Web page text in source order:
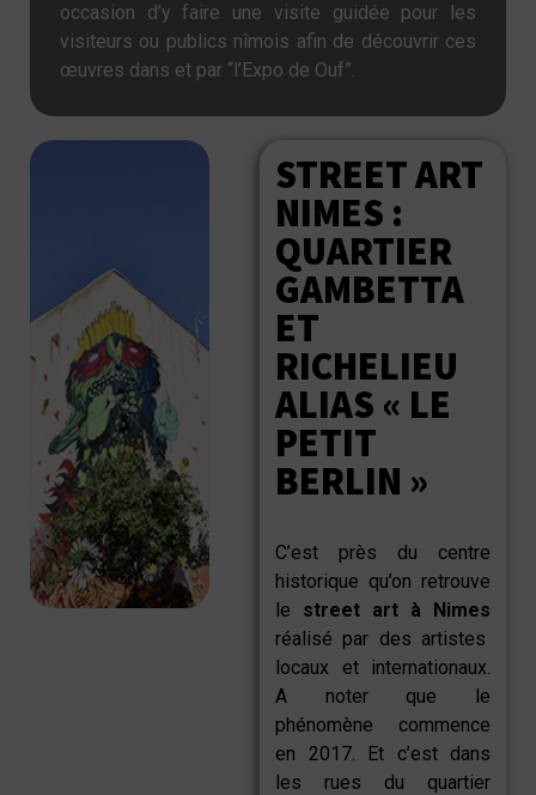
occasion d’y faire une visite guidée pour les
visiteurs ou publics nîmois afin de découvrir ces
œuvres dans et par “l’Expo de Ouf”.
STREET ART
NIMES :
QUARTIER
GAMBETTA
ET
RICHELIEU
ALIAS « LE
PETIT
BERLIN »
C’est près du centre
historique qu’on retrouve
le street art à Nimes
réalisé par des artistes
locaux et internationaux.
A noter que le
phénomène commence
en 2017. Et c’est dans
les rues du quartier